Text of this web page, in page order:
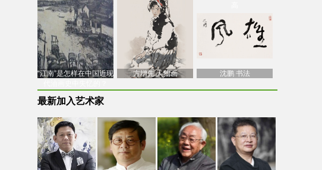
中
“江南”是怎样在中国近现
方增先 人物画 沈鹏 书法
最新加入艺术家